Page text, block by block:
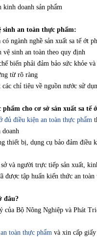
kinh doanh sản phẩm
sinh an toàn thực phẩm:
ngành nghề sản xuất sa tế ớt
vệ sinh an toàn theo quy định
biến phải đảm bảo sức khỏe
từ rõ ràng
chỉ tiêu về nguồn nước sử
cho cơ sở sản xuất sa tế
đủ điều kiện an toàn thực phẩm
doanh
thiết bị, dụng cụ bảo đảm điều
và người trực tiếp sản xuất,
được tập huấn kiến thức an
đâu?
của Bộ Nông Nghiệp và Phát
toàn thực phẩm và xin cấp